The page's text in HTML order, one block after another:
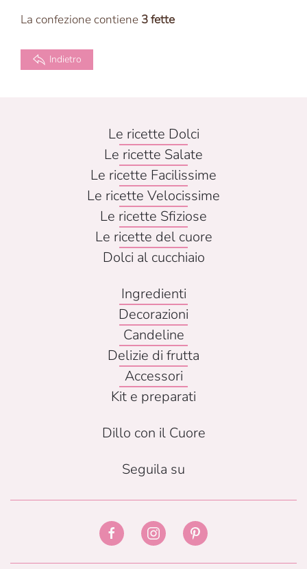
La confezione contiene 3 fette
Indietro
Le ricette Dolci
Le ricette Salate
Le ricette Facilissime
Le ricette Velocissime
Le ricette Sfiziose
Le ricette del cuore
Dolci al cucchiaio
Ingredienti
Decorazioni
Candeline
Delizie di frutta
Accessori
Kit e preparati
Dillo con il Cuore
Seguila su